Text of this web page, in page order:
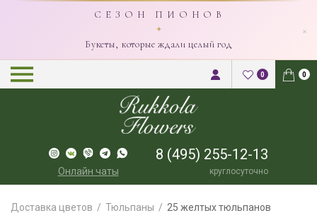
С Е З О Н П И О Н О В
✦
Букеты, которые ждали целый год
×
0 0
Онлайн чаты
8 (495) 255-12-13
круглосуточно
Доставка цветов Тюльпаны 25 желтых тюльпанов